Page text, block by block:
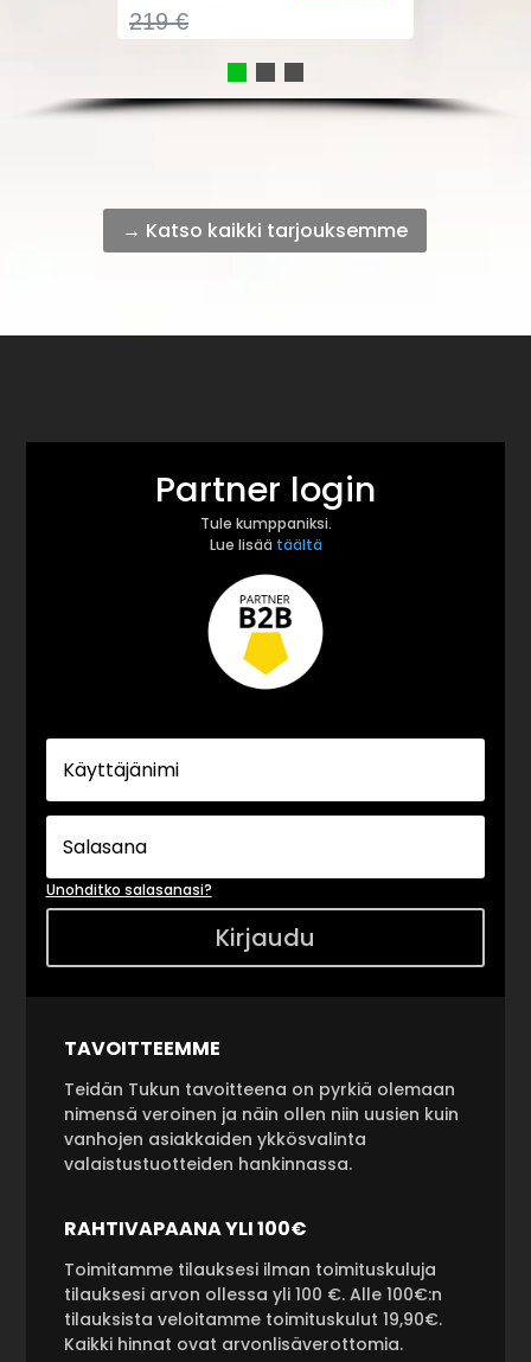
219 €
→ Katso kaikki tarjouksemme
Partner login
Tule kumppaniksi.
Lue lisää täältä
Unohditko salasanasi?
Kirjaudu
TAVOITTEEMME
Teidän Tukun tavoitteena on pyrkiä olemaan
nimensä veroinen ja näin ollen niin uusien kuin
vanhojen asiakkaiden ykkösvalinta
valaistustuotteiden hankinnassa.
RAHTIVAPAANA YLI 100€
Toimitamme tilauksesi ilman toimituskuluja
tilauksesi arvon ollessa yli 100 €. Alle 100€:n
tilauksista veloitamme toimituskulut 19,90€.
Kaikki hinnat ovat arvonlisäverottomia.